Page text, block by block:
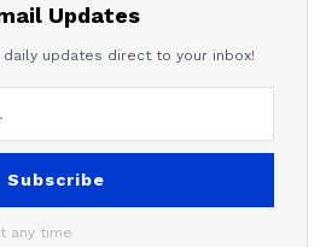
Updates
updates direct to your inbox!
Subscribe
any time